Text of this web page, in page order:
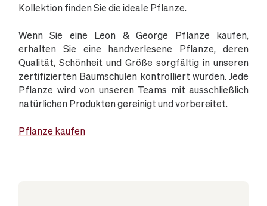
Kollektion finden Sie die ideale Pflanze.
Wenn Sie eine Leon & George Pflanze kaufen,
erhalten Sie eine handverlesene Pflanze, deren
Qualität, Schönheit und Größe sorgfältig in unseren
zertifizierten Baumschulen kontrolliert wurden. Jede
Pflanze wird von unseren Teams mit ausschließlich
natürlichen Produkten gereinigt und vorbereitet.
Pflanze kaufen